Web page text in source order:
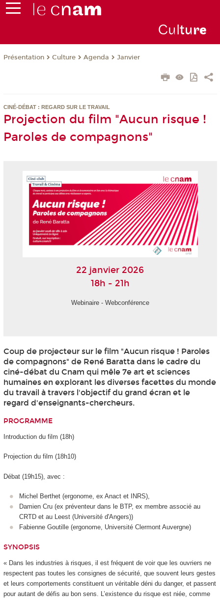
Culture
Présentation Culture Agenda Janvier
CINÉ-DÉBAT : REGARD SUR LE TRAVAIL
Projection du film "Aucun risque !
Paroles de compagnons"
22 janvier 2026
18h - 21h
Webinaire - Webconférence
Coup de projecteur sur le film "Aucun risque ! Paroles
de compagnons" de René Baratta dans le cadre du
ciné-débat du Cnam qui mêle 7e art et sciences
humaines en explorant les diverses facettes du monde
du travail à travers l'objectif du grand écran et le
regard d'enseignants-chercheurs.
PROGRAMME
Introduction du film (18h)
Projection du film (18h10)
Débat (19h15), avec :
Michel Berthet (ergonome, ex Anact et INRS),
Damien Cru (ex préventeur dans le BTP, ex membre associé au
CRTD et au Leest (Université d'Angers))
Fabienne Goutille (ergonome, Université Clermont Auvergne)
SYNOPSIS
« Dans les industries à risques, il est fréquent de voir que les ouvriers ne
respectent pas toutes les consignes de sécurité, que souvent leurs gestes
et leurs comportements constituent un véritable déni du danger, et passent
pour autant de défis au bon sens. L’existence du risque est niée, comme